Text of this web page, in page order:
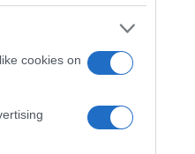
cookies on